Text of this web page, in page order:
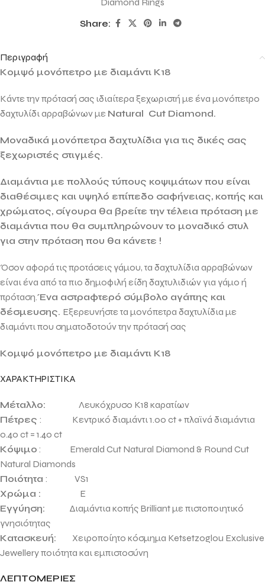
Share:
Περιγραφή
Κομψό μονόπετρο με διαμάντι Κ18
Κάντε την πρότασή σας ιδιαίτερα ξεχωριστή με ένα μονόπετρο
δαχτυλίδι αρραβώνων με Natural Cut Diamond.
Μοναδικά μονόπετρα δαχτυλίδια για τις δικές σας
ξεχωριστές στιγμές.
Διαμάντια με πολλούς τύπους κοψιμάτων που είναι
διαθέσιμες και υψηλό επίπεδο σαφήνειας, κοπής και
χρώματος, σίγουρα θα βρείτε την τέλεια πρόταση με
διαμάντια που θα συμπληρώνουν το μοναδικό στυλ
για στην πρόταση που θα κάνετε !
Όσον αφορά τις προτάσεις γάμου, τα δαχτυλίδια αρραβώνων
είναι ένα από τα πιο δημοφιλή είδη δαχτυλιδιών για γάμο ή
πρόταση.Ένα αστραφτερό σύμβολο αγάπης και
δέσμευσης. Εξερευνήστε τα μονόπετρα δαχτυλίδια με
διαμάντι που σηματοδοτούν την πρότασή σας
Κομψό μονόπετρο με διαμάντι Κ18
ΧΑΡΑΚΤΗΡΙΣΤΙΚΑ
Μέταλλο: Λευκόχρυσο Κ18 καρατίων
Πέτρες : Κεντρικό διαμάντι 1.00 ct + πλαϊνά διαμάντια
0.40 ct = 1.40 ct
Κόψιμο : Emerald Cut Natural Diamond & Round Cut
Natural Diamonds
Ποιότητα : VS1
Χρώμα : E
Εγγύηση: Διαμάντια κοπής Brilliant με πιστοποιητικό
γνησιότητας
Κατασκευή: Χειροποίητο κόσμημα Ketsetzoglou Exclusive
Jewellery ποιότητα και εμπιστοσύνη
ΛΕΠΤΟΜΕΡΙΕΣ